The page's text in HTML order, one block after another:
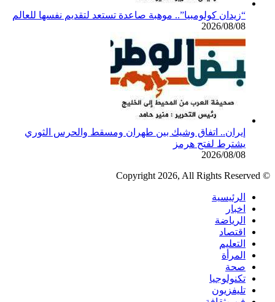
“زيدان كولومبيا”.. موهبة صاعدة تستعد لتقديم نفسها للعالم
2026/08/08
إيران.. اتفاق وشيك بين طهران ومسقط والحرس الثوري
يشترط لفتح هرمز
2026/08/08
الرئيسية
اخبار
الرياضة
اقتصاد
التعليم
المرأة
صحة
تكنولوجيا
تليفزيون